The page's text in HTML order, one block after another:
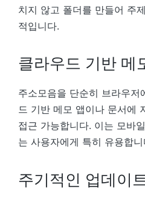
치지 않고 폴더를 만들어 주
적입니다.
클라우드 기반 메
주소모음을 단순히 브라우저
드 기반 메모 앱이나 문서에
접근 가능합니다. 이는 모바
는 사용자에게 특히 유용합니
주기적인 업데이